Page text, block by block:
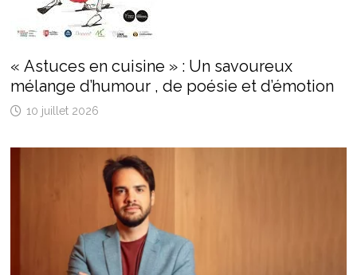
« Astuces en cuisine » : Un savoureux
mélange d’humour , de poésie et d’émotion
10 juillet 2026